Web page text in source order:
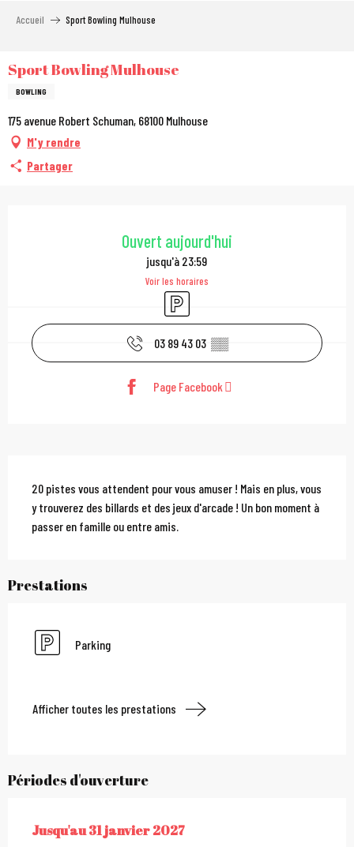
principal
Accueil Sport Bowling Mulhouse
Sport Bowling Mulhouse
BOWLING
175 avenue Robert Schuman, 68100 Mulhouse
M'y rendre
Partager
Ouverture et
Ouvert aujourd'hui
jusqu'à 23:59
Voir les horaires
Parking
03 89 43 03 ▒▒
Page Facebook
Description
20 pistes vous attendent pour vous amuser ! Mais en plus, vous
y trouverez des billards et des jeux d'arcade ! Un bon moment à
passer en famille ou entre amis.
Prestations
Parking
Afficher toutes les prestations
Périodes d'ouverture
DU1 JUILLET 2026AU31 JANVIER 2027
Jusqu'au31 janvier 2027